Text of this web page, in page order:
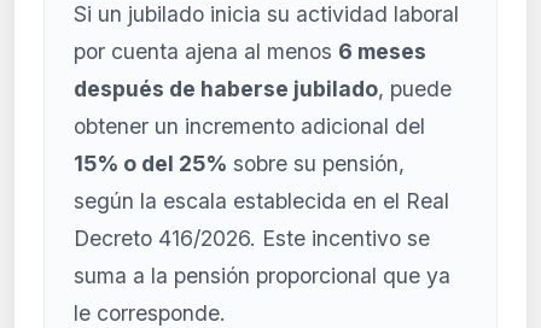
Si un jubilado inicia su actividad laboral
por cuenta ajena al menos 6 meses
después de haberse jubilado, puede
obtener un incremento adicional del
15% o del 25% sobre su pensión,
según la escala establecida en el Real
Decreto 416/2026. Este incentivo se
suma a la pensión proporcional que ya
le corresponde.